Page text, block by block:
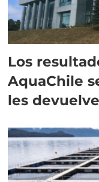
Los
AquaChile
les